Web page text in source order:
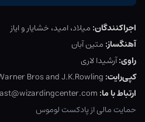
اجراکنندگان: میلاد، امید، خشایار و ایاز
آهنگساز: متین آبان
راوی:آرشیدا لاری
کپی‌رایت: Bros and J.K.Rowling
ارتباط با ما: (
حمایت مالی از پادکست لوموس